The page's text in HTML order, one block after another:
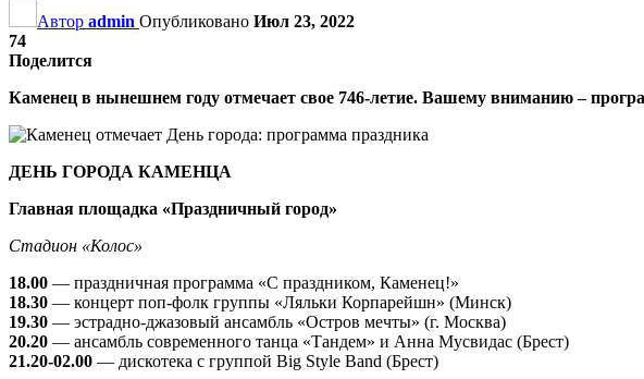
Автор admin Опубликовано Июл 23, 2022
74
Поделится
Каменец в нынешнем году отмечает свое 746-летие. Вашему вниманию –
ДЕНЬ ГОРОДА КАМЕНЦА
Главная площадка «Праздничный город»
Стадион «Колос»
18.00 — праздничная программа «С праздником, Каменец!»
18.30 — концерт поп-фолк группы «Ляльки Корпарейшн» (Минск)
19.30 — эстрадно-джазовый ансамбль «Остров мечты» (г. Москва)
20.20 — ансамбль современного танца «Тандем» и Анна Мусвидас (Брест)
21.20-02.00 — дискотека с группой Big Style Band (Брест)